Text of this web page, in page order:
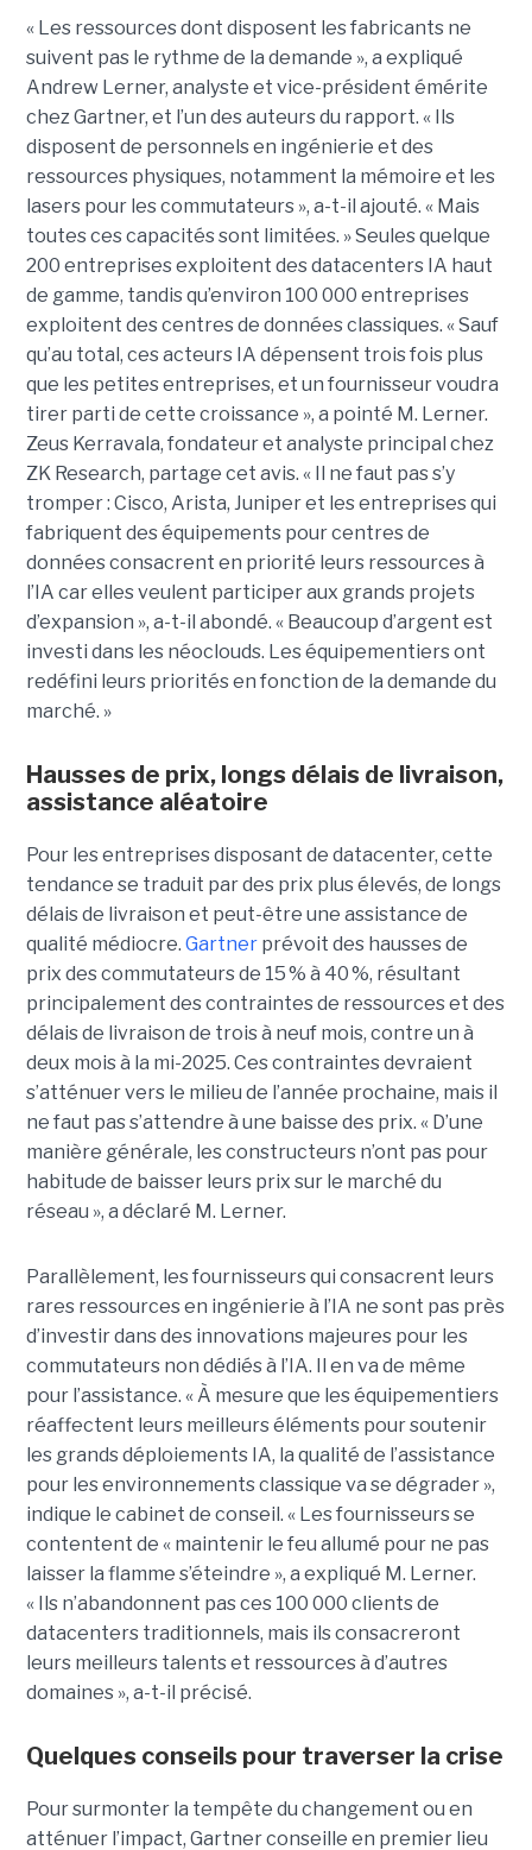
« Les ressources dont disposent les fabricants ne
suivent pas le rythme de la demande », a expliqué
Andrew Lerner, analyste et vice-président émérite
chez Gartner, et l’un des auteurs du rapport. « Ils
disposent de personnels en ingénierie et des
ressources physiques, notamment la mémoire et les
lasers pour les commutateurs », a-t-il ajouté. « Mais
toutes ces capacités sont limitées. » Seules quelque
200 entreprises exploitent des datacenters IA haut
de gamme, tandis qu’environ 100 000 entreprises
exploitent des centres de données classiques. « Sauf
qu’au total, ces acteurs IA dépensent trois fois plus
que les petites entreprises, et un fournisseur voudra
tirer parti de cette croissance », a pointé M. Lerner.
Zeus Kerravala, fondateur et analyste principal chez
ZK Research, partage cet avis. « Il ne faut pas s’y
tromper : Cisco, Arista, Juniper et les entreprises qui
fabriquent des équipements pour centres de
données consacrent en priorité leurs ressources à
l’IA car elles veulent participer aux grands projets
d’expansion », a-t-il abondé. « Beaucoup d’argent est
investi dans les néoclouds. Les équipementiers ont
redéfini leurs priorités en fonction de la demande du
marché. »
Hausses de prix, longs délais de livraison,
assistance aléatoire
Pour les entreprises disposant de datacenter, cette
tendance se traduit par des prix plus élevés, de longs
délais de livraison et peut-être une assistance de
qualité médiocre. Gartnerprévoit des hausses de
prix des commutateurs de 15 % à 40 %, résultant
principalement des contraintes de ressources et des
délais de livraison de trois à neuf mois, contre un à
deux mois à la mi-2025. Ces contraintes devraient
s’atténuer vers le milieu de l’année prochaine, mais il
ne faut pas s’attendre à une baisse des prix. « D’une
manière générale, les constructeurs n’ont pas pour
habitude de baisser leurs prix sur le marché du
réseau », a déclaré M. Lerner.
Parallèlement, les fournisseurs qui consacrent leurs
rares ressources en ingénierie à l’IA ne sont pas près
d’investir dans des innovations majeures pour les
commutateurs non dédiés à l’IA. Il en va de même
pour l’assistance. « À mesure que les équipementiers
réaffectent leurs meilleurs éléments pour soutenir
les grands déploiements IA, la qualité de l’assistance
pour les environnements classique va se dégrader »,
indique le cabinet de conseil. « Les fournisseurs se
contentent de « maintenir le feu allumé pour ne pas
laisser la flamme s’éteindre », a expliqué M. Lerner.
« Ils n’abandonnent pas ces 100 000 clients de
datacenters traditionnels, mais ils consacreront
leurs meilleurs talents et ressources à d’autres
domaines », a-t-il précisé.
Quelques conseils pour traverser la crise
Pour surmonter la tempête du changement ou en
atténuer l’impact, Gartner conseille en premier lieu